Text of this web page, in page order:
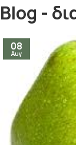
Blog -
08
Αυγ